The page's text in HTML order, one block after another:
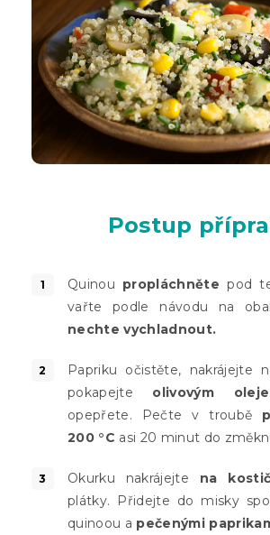
Postup
Quinou propláchněte pod
vařte podle návodu na
nechte vychladnout.
Papriku očistěte, nakrájejte
pokapejte olivovým
opepřete. Pečte v troubě
200 °C asi 20 minut do
Okurku nakrájejte na
plátky. Přidejte do misky
quinoou a pečenými